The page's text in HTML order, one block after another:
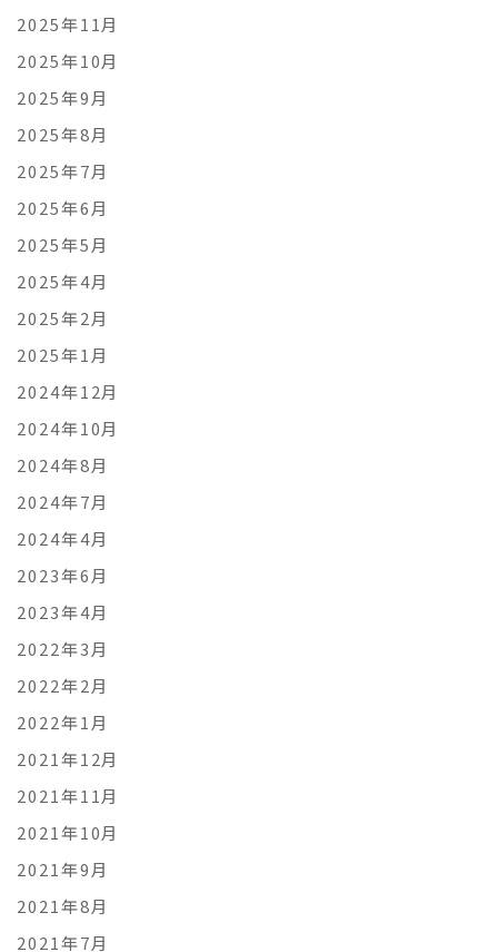
2025年11月
2025年10月
2025年9月
2025年8月
2025年7月
2025年6月
2025年5月
2025年4月
2025年2月
2025年1月
2024年12月
2024年10月
2024年8月
2024年7月
2024年4月
2023年6月
2023年4月
2022年3月
2022年2月
2022年1月
2021年12月
2021年11月
2021年10月
2021年9月
2021年8月
2021年7月